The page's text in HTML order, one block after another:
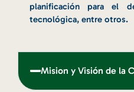
planificación para el
tecnológica, entre otros.
Mision y Visión de la